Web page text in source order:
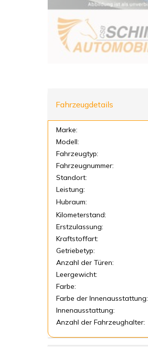
Fahrzeugdetails
Marke:
Modell:
Fahrzeugtyp:
Fahrzeugnummer:
Standort:
Leistung:
Hubraum:
Kilometerstand:
Erstzulassung:
Kraftstoffart:
Getriebetyp:
Anzahl der Türen:
Leergewicht:
Farbe:
Farbe der Innenausstattung:
Innenausstattung:
Anzahl der Fahrzeughalter: